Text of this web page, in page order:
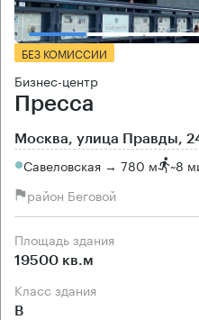
БЕЗ КОМИССИИ
Бизнес-центр
Пресса
Москва, улица Правды,
Савеловская → 780 м ~8
район Беговой
Площадь здания
19500 кв.м
Класс здания
B